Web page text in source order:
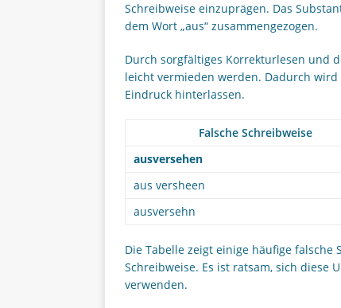
Schreibweise einzuprägen. Das
dem Wort „aus“ zusammengezogen.
Durch sorgfältiges Korrekturlesen und
leicht vermieden werden. Dadurch
Eindruck hinterlassen.
Falsche Schreibweise
ausversehen
aus versheen
ausversehn
Die Tabelle zeigt einige häufige falsche
Schreibweise. Es ist ratsam, sich diese
verwenden.